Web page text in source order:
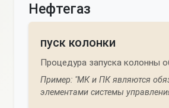
Нефтегаз
пуск колонки
Процедура запуска колонны
Пример: "МК и ПК являются
элементами системы